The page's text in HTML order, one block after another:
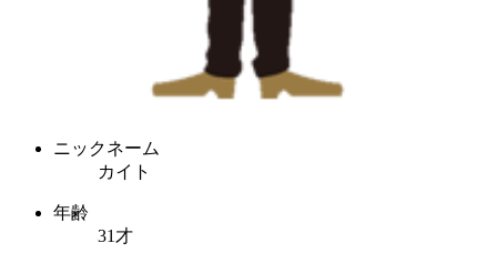
ニックネーム
カイト
年齢
31才